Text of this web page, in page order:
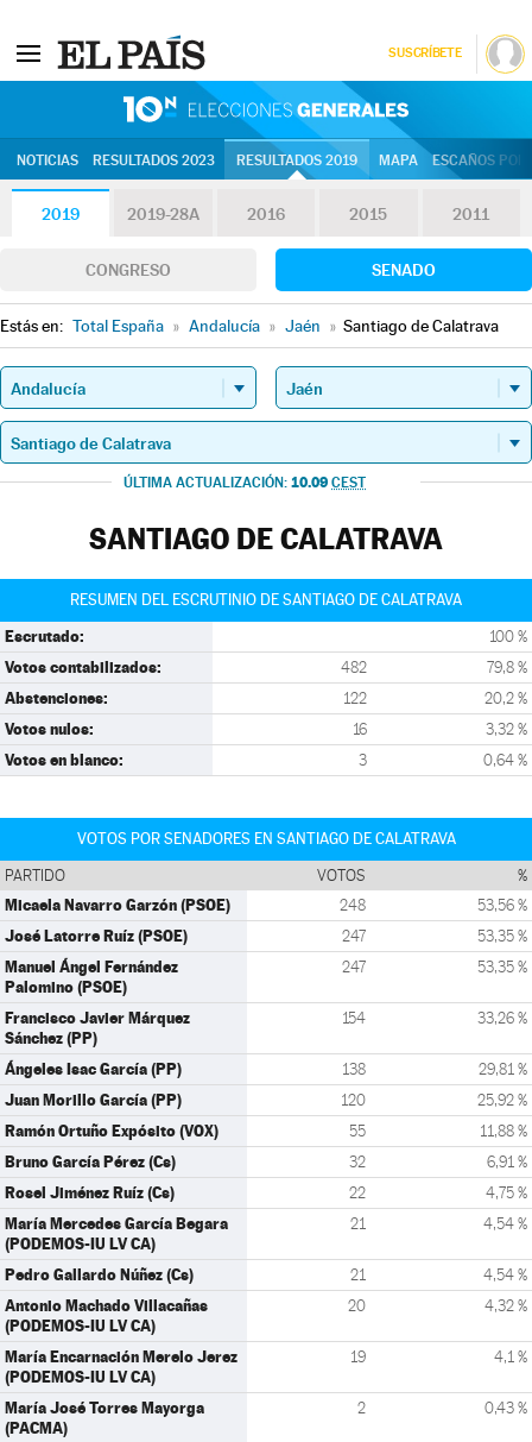
SUSCRÍBETE
NOTICIAS RESULTADOS 2023 RESULTADOS 2019 MAPA ESCAÑOS
2019 2019-28A 2016 2015 2011
CONGRESO SENADO
Estás en: Total España » Andalucía » Jaén » Santiago de Calatrava
ÚLTIMA ACTUALIZACIÓN: 10.09 CEST
SANTIAGO DE CALATRAVA
RESUMEN DEL ESCRUTINIO DE SANTIAGO DE CALATRAVA
Escrutado: 100 %
Votos contabilizados: 482 79,8 %
Abstenciones: 122 20,2 %
Votos nulos: 16 3,32 %
Votos en blanco: 3 0,64 %
VOTOS POR SENADORES EN SANTIAGO DE CALATRAVA
PARTIDO VOTOS %
Micaela Navarro Garzón (PSOE) 248 53,56 %
José Latorre Ruíz (PSOE) 247 53,35 %
Manuel Ángel Fernández
Palomino (PSOE)
247 53,35 %
Francisco Javier Márquez
Sánchez (PP)
154 33,26 %
Ángeles Isac García (PP) 138 29,81 %
Juan Morillo García (PP) 120 25,92 %
Ramón Ortuño Expósito (VOX) 55 11,88 %
Bruno García Pérez (Cs) 32 6,91 %
Rosel Jiménez Ruíz (Cs) 22 4,75 %
María Mercedes García Begara
(PODEMOS-IU LV CA)
21 4,54 %
Pedro Gallardo Núñez (Cs) 21 4,54 %
Antonio Machado Villacañas
(PODEMOS-IU LV CA)
20 4,32 %
María Encarnación Merelo Jerez
(PODEMOS-IU LV CA)
19 4,1 %
María José Torres Mayorga
(PACMA)
2 0,43 %